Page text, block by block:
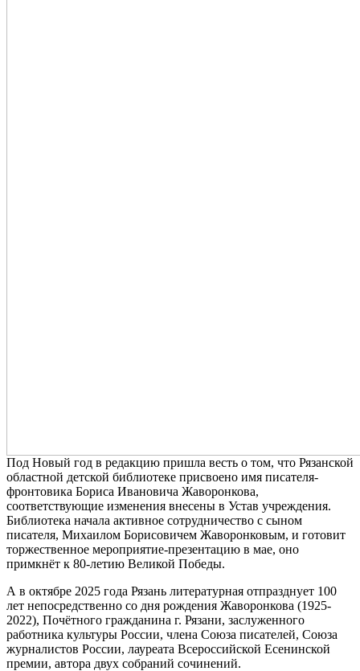
Под Новый год в редакцию пришла весть о том, что Рязанской
областной детской библиотеке присвоено имя писателя-
фронтовика Бориса Ивановича Жаворонкова,
соответствующие изменения внесены в Устав учреждения.
Библиотека начала активное сотрудничество с сыном
писателя, Михаилом Борисовичем Жаворонковым, и готовит
торжественное мероприятие-презентацию в мае, оно
примкнёт к 80-летию Великой Победы.
А в октябре 2025 года Рязань литературная отпразднует 100
лет непосредственно со дня рождения Жаворонкова (1925-
2022), Почётного гражданина г. Рязани, заслуженного
работника культуры России, члена Союза писателей, Союза
журналистов России, лауреата Всероссийской Есенинской
премии, автора двух собраний сочинений.